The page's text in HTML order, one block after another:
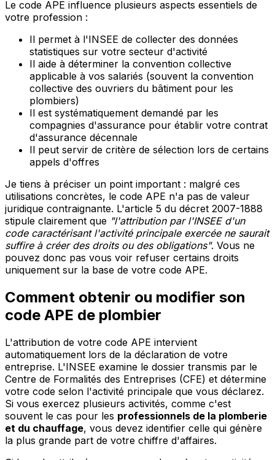
Le code APE influence plusieurs aspects essentiels de
votre profession :
Il permet à l'INSEE de collecter des données
statistiques sur votre secteur d'activité
Il aide à déterminer la convention collective
applicable à vos salariés (souvent la convention
collective des ouvriers du bâtiment pour les
plombiers)
Il est systématiquement demandé par les
compagnies d'assurance pour établir votre contrat
d'assurance décennale
Il peut servir de critère de sélection lors de certains
appels d'offres
Je tiens à préciser un point important : malgré ces
utilisations concrètes, le code APE n'a pas de valeur
juridique contraignante. L'article 5 du décret 2007-1888
stipule clairement que "l'attribution par l'INSEE d'un
code caractérisant l'activité principale exercée ne saurait
suffire à créer des droits ou des obligations". Vous ne
pouvez donc pas vous voir refuser certains droits
uniquement sur la base de votre code APE.
Comment obtenir ou modifier son
code APE de plombier
L'attribution de votre code APE intervient
automatiquement lors de la déclaration de votre
entreprise. L'INSEE examine le dossier transmis par le
Centre de Formalités des Entreprises (CFE) et détermine
votre code selon l'activité principale que vous déclarez.
Si vous exercez plusieurs activités, comme c'est
souvent le cas pour les professionnels de la plomberie
et du chauffage, vous devez identifier celle qui génère
la plus grande part de votre chiffre d'affaires.